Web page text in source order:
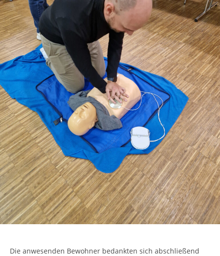
Die anwesenden Bewohner bedankten sich abschließend